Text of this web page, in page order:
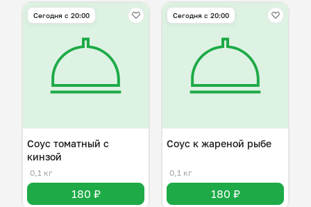
Сегодня с 20:00
Соус томатный с
кинзой
0,1 кг
180 ₽
Сегодня с 20:00
Соус к жареной рыбе
0,1 кг
180 ₽